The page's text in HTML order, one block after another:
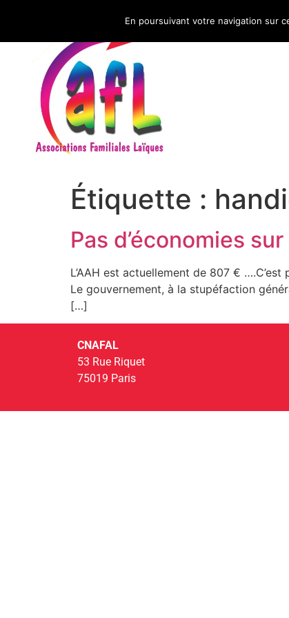
CNAFAL
Étiquette :
Pas d’économies
L’AAH est actuellement de 807 €
Le gouvernement, à la stupéfaction
[…]
CNAFAL
53 Rue Riquet
75019 Paris
En poursuivant votre navigation sur